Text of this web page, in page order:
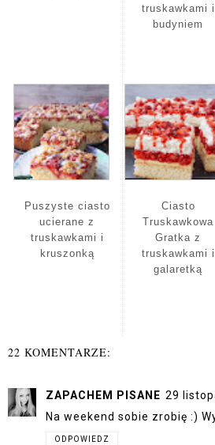
truskawkami i
budyniem
Puszyste ciasto
ucierane z
truskawkami i
kruszonką
Ciasto
Truskawkowa
Gratka z
truskawkami i
galaretką
22 KOMENTARZE:
ZAPACHEM PISANE 29
Na weekend sobie zrobię :)
ODPOWIEDZ